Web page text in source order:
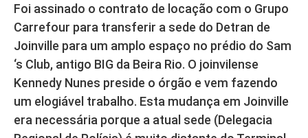
Foi assinado o contrato de locação com o Grupo
Carrefour para transferir a sede do Detran de
Joinville para um amplo espaço no prédio do Sam
‘s Club, antigo BIG da Beira Rio. O joinvilense
Kennedy Nunes preside o órgão e vem fazendo
um elogiável trabalho. Esta mudança em Joinville
era necessária porque a atual sede (Delegacia